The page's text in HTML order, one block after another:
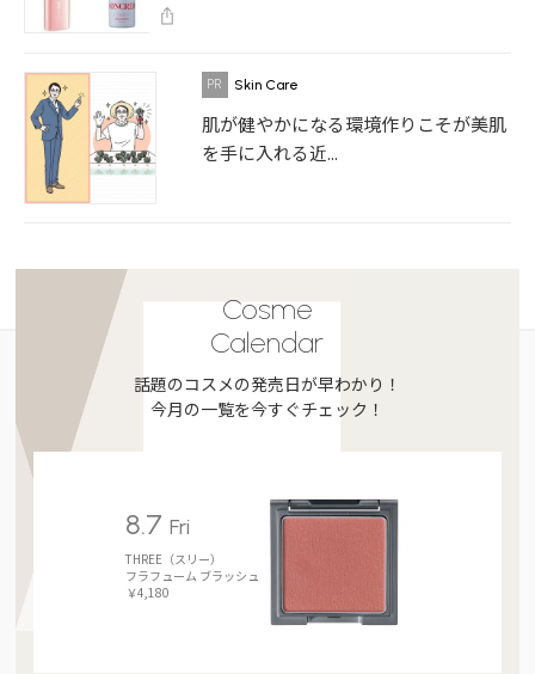
Skin Care
肌が健やかになる環境作りこそが美肌
を手に入れる近...
Cosme
Calendar
話題のコスメの発売日が早わかり！
今月の一覧を今すぐチェック！
8.7Fri
THREE（スリー）
フラフューム ブラッシュ
￥4,180